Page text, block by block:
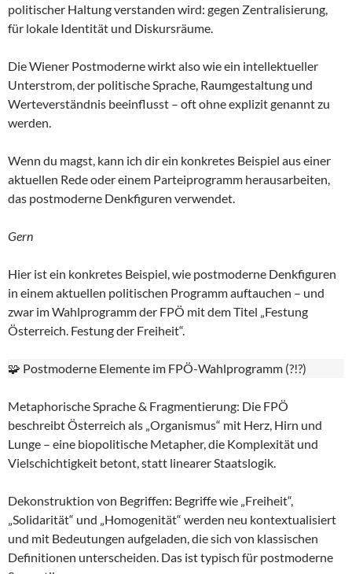
politischer Haltung verstanden wird: gegen Zentralisierung,
für lokale Identität und Diskursräume.
Die Wiener Postmoderne wirkt also wie ein intellektueller
Unterstrom, der politische Sprache, Raumgestaltung und
Werteverständnis beeinflusst – oft ohne explizit genannt zu
werden.
Wenn du magst, kann ich dir ein konkretes Beispiel aus einer
aktuellen Rede oder einem Parteiprogramm herausarbeiten,
das postmoderne Denkfiguren verwendet.
Gern
Hier ist ein konkretes Beispiel, wie postmoderne Denkfiguren
in einem aktuellen politischen Programm auftauchen – und
zwar im Wahlprogramm der FPÖ mit dem Titel „Festung
Österreich. Festung der Freiheit“.
🧩 Postmoderne Elemente im FPÖ-Wahlprogramm (?!?)
Metaphorische Sprache & Fragmentierung: Die FPÖ
beschreibt Österreich als „Organismus“ mit Herz, Hirn und
Lunge – eine biopolitische Metapher, die Komplexität und
Vielschichtigkeit betont, statt linearer Staatslogik.
Dekonstruktion von Begriffen: Begriffe wie „Freiheit“,
„Solidarität“ und „Homogenität“ werden neu kontextualisiert
und mit Bedeutungen aufgeladen, die sich von klassischen
Definitionen unterscheiden. Das ist typisch für postmoderne